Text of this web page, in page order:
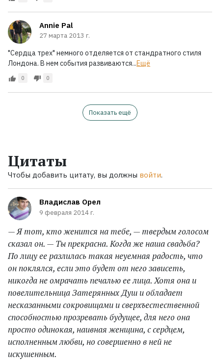
Annie Pal
27 марта 2013 г.
"Сердца трех" немного отделяется от стандратного стиля
Лондона. В нем события развиваются...Ещё
0 0
Показать ещё
Цитаты
Чтобы добавить цитату, вы должны войти.
Владислав Орел
9 февраля 2014 г.
— Я тот, кто женится на тебе, — твердым голосом
сказал он. — Ты прекрасна. Когда же наша свадьба?
По лицу ее разлилась такая неуемная радость, что
он поклялся, если это будет от него зависеть,
никогда не омрачать печалью ее лица. Хотя она и
повелительница Затерянных Душ и обладает
несказанными сокровищами и сверхъестественной
способностью прозревать будущее, для него она
просто одинокая, наивная женщина, с сердцем,
исполненным любви, но совершенно в ней не
искушенным.